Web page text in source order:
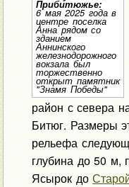
Прибитюжье:
6 мая 2025 года в
центре поселка
Анна рядом со
зданием
Аннинского
железнодорожного
вокзала был
торжественно
открыт памятник
"Знамя Победы"
район с севера
Битюг. Размеры
рельефа
глубина до 50 м,
Ясырок до